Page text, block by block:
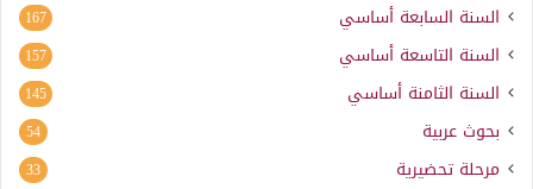
السنة السابعة أساسي 167
السنة التاسعة أساسي 157
السنة الثامنة أساسي 145
بحوث عربية 54
مرحلة تحضيرية 33